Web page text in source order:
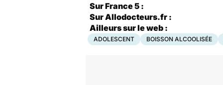
Sur France 5 :
Sur Allodocteurs.fr :
Ailleurs sur le web :
ADOLESCENT BOISSON ALCOOLISÉE